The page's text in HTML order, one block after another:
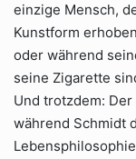
einzige Mensch,
Kunstform
oder während
seine Zigarette
Und trotzdem:
während Schmidt